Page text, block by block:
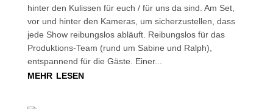
hinter den Kulissen für euch / für uns da sind. Am Set,
vor und hinter den Kameras, um sicherzustellen, dass
jede Show reibungslos abläuft. Reibungslos für das
Produktions-Team (rund um Sabine und Ralph),
entspannend für die Gäste. Einer...
mehr lesen